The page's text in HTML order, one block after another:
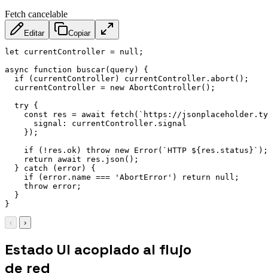
Fetch cancelable
Editar Copiar
let currentController = null ;
async
function buscar(query)
{
if
( currentController) currentController . abort ( ) ;
  currentController
= new AbortController( ) ;
try {
const res = await fetch ( ` https://
signal : currentController . signal
} ) ;
if
( ! res . ok ) throw new Error( ` HTTP ${ res . status} ` ) ;
return
await res . json ( ) ;
}
catch (error)
{
if
(error . name === 'AbortError' ) return null ;
throw error ;
}
}
‹ ›
Estado UI acoplado al flujo
de red